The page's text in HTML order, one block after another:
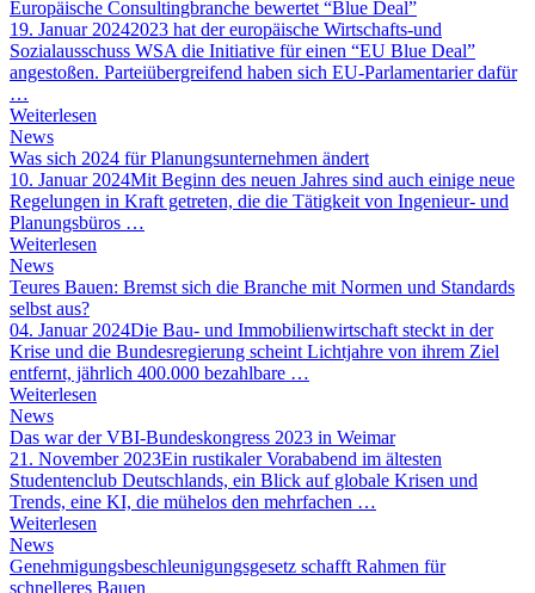
Europäische Consultingbranche bewertet “Blue Deal”
19. Januar 20242023 hat der europäische Wirtschafts-und
Sozialausschuss WSA die Initiative für einen “EU Blue Deal”
angestoßen. Parteiübergreifend haben sich EU-Parlamentarier dafür
…
Weiterlesen
News
Was sich 2024 für Planungsunternehmen ändert
10. Januar 2024Mit Beginn des neuen Jahres sind auch einige neue
Regelungen in Kraft getreten, die die Tätigkeit von Ingenieur- und
Planungsbüros …
Weiterlesen
News
Teures Bauen: Bremst sich die Branche mit Normen und Standards
selbst aus?
04. Januar 2024Die Bau- und Immobilienwirtschaft steckt in der
Krise und die Bundesregierung scheint Lichtjahre von ihrem Ziel
entfernt, jährlich 400.000 bezahlbare …
Weiterlesen
News
Das war der VBI-Bundeskongress 2023 in Weimar
21. November 2023Ein rustikaler Vorababend im ältesten
Studentenclub Deutschlands, ein Blick auf globale Krisen und
Trends, eine KI, die mühelos den mehrfachen …
Weiterlesen
News
Genehmigungsbeschleunigungsgesetz schafft Rahmen für
schnelleres Bauen